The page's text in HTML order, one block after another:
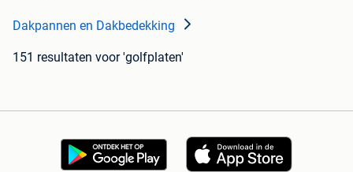
Dakpannen en Dakbedekking
151 resultaten voor 'golfplaten'